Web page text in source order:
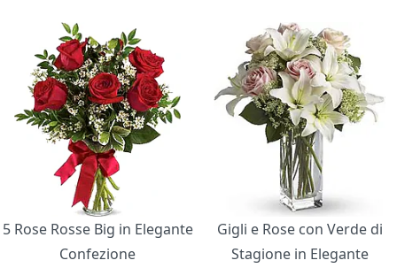
5 Rose Rosse Big in Elegante
Confezione
Gigli e Rose con Verde di
Stagione in Elegante